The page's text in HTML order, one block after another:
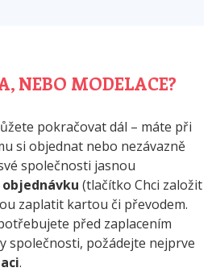
NEBO MODELACE?
pokračovat dál – máte při
si objednat nebo nezávazně
společnosti jasnou
objednávku (tlačítko Chci založit
zaplatit kartou či převodem.
před zaplacením
společnosti, požádejte nejprve
.